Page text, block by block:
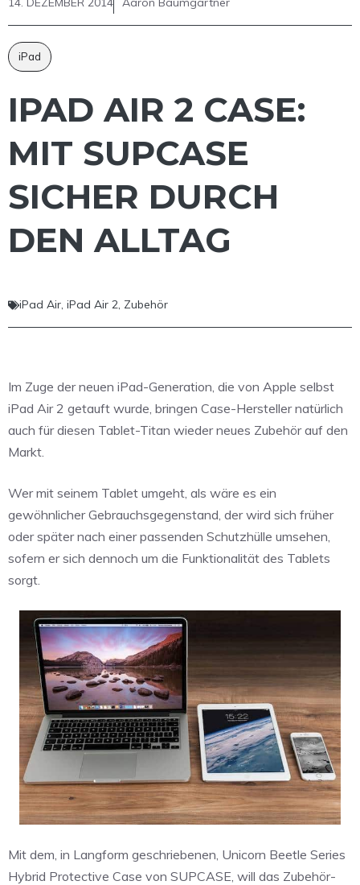
iPad
IPAD AIR 2 CASE:
MIT SUPCASE
SICHER DURCH
DEN ALLTAG
iPad Air, iPad Air 2, Zubehör
Im Zuge der neuen iPad-Generation, die von Apple selbst
iPad Air 2 getauft wurde, bringen Case-Hersteller natürlich
auch für diesen Tablet-Titan wieder neues Zubehör auf den
Markt.
Wer mit seinem Tablet umgeht, als wäre es ein
gewöhnlicher Gebrauchsgegenstand, der wird sich früher
oder später nach einer passenden Schutzhülle umsehen,
sofern er sich dennoch um die Funktionalität des Tablets
sorgt.
Mit dem, in Langform geschriebenen, Unicorn Beetle Series
Hybrid Protective Case von SUPCASE, will das Zubehör-